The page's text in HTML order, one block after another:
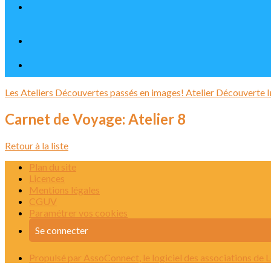
Les Ateliers Découvertes passés en images! Atelier Découverte
Carnet de Voyage: Atelier 8
Retour à la liste
Plan du site
Licences
Mentions légales
CGUV
Paramétrer vos cookies
Se connecter
Propulsé par AssoConnect, le logiciel des associations de